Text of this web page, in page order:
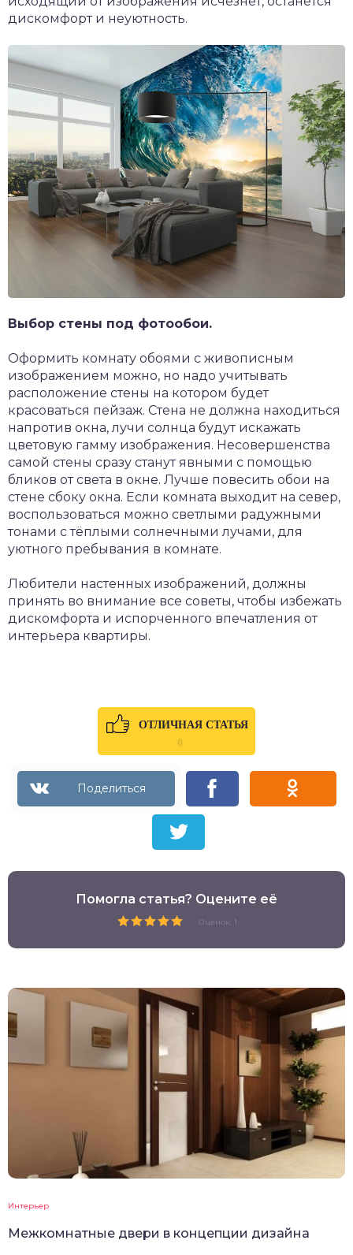
дискомфорт и неуютность.
Выбор стены под фотообои.
Оформить комнату обоями с живописным
изображением можно, но надо учитывать
расположение стены на котором будет
красоваться пейзаж. Стена не должна находиться
напротив окна, лучи солнца будут искажать
цветовую гамму изображения. Несовершенства
самой стены сразу станут явными с помощью
бликов от света в окне. Лучше повесить обои на
стене сбоку окна. Если комната выходит на север,
воспользоваться можно светлыми радужными
тонами с тёплыми солнечными лучами, для
уютного пребывания в комнате.
Любители настенных изображений, должны
принять во внимание все советы, чтобы избежать
дискомфорта и испорченного впечатления от
интерьера квартиры.
ОТЛИЧНАЯ СТАТЬЯ
0
Помогла статья? Оцените её
Оценок: 1
Интерьер
Межкомнатные двери в концепции дизайна